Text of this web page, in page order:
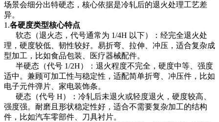
场景会细分出特硬态，核心依据是冷轧后的退火处理工艺差
异。
1.各硬度类型核心特点
软态（退火态，代号通常为 1/4H 以下）：经完全退火处
理，硬度较低、韧性较好。易折弯、拉伸、冲压，适合复杂成
型加工，比如食品包装、医疗器械配件。
半硬态（代号 1/2H）：退火程度不完全，硬度中等、强度
适中。兼顾可加工性与稳定性，适配简单折弯、冲压件，比如
电子元件弹片、家电装饰条。
硬态（代号 H）：冷轧后未退火或轻度退火，硬度较高、
强度强。耐磨且形状稳定性好，适合不需要复杂加工的结构
件，比如汽车零部件、刀具衬片。